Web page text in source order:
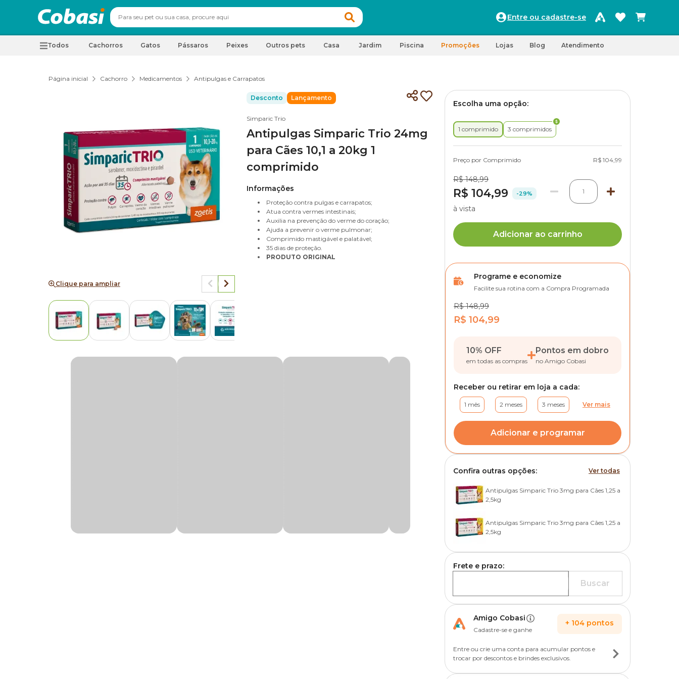
Entre ou cadastre-se
Todos Cachorros Gatos Pássaros Peixes Outros pets Casa Jardim Piscina Promoções Lojas Blog Atendimento
Página inicial Cachorro Medicamentos Antipulgas e Carrapatos
Clique para ampliar
Desconto Lançamento
Simparic Trio
Antipulgas Simparic Trio 24mg
para Cães 10,1 a 20kg 1
comprimido
Informações
Proteção contra pulgas e carrapatos;
Atua contra vermes intestinais;
Auxilia na prevenção do verme do coração;
Ajuda a prevenir o verme pulmonar;
Comprimido mastigável e palatável;
35 dias de proteção.
PRODUTO ORIGINAL
Escolha uma opção:
1 comprimido 3 comprimidos
Preço por Comprimido R$ 104,99
R$ 148,99
R$ 104,99 -29% 1
à vista
Adicionar ao carrinho
Programe e economize
Facilite sua rotina com a Compra Programada
R$ 148,99
R$ 104,99
10% OFF
em todas as compras
Pontos em dobro
no Amigo Cobasi
Receber ou retirar em loja a cada:
1 mês 2 meses 3 meses Ver mais
Adicionar e programar
Confira outras opções: Ver todas
Antipulgas Simparic Trio 3mg para Cães 1,25 a
2,5kg
Antipulgas Simparic Trio 3mg para Cães 1,25 a
2,5kg
Frete e prazo:
Buscar
Amigo Cobasi
Cadastre-se e ganhe
+ 104 pontos
Entre ou crie uma conta para acumular pontos e
trocar por descontos e brindes exclusivos.